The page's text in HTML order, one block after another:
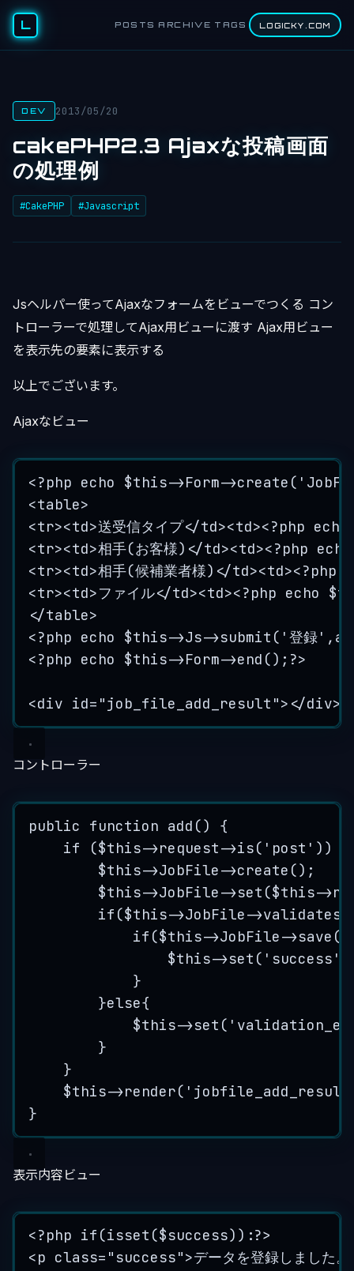
L POSTS ARCHIVE TAGS LOGICKY.COM
DEV 2013/05/20
cakePHP2.3 Ajaxな投稿画面
の処理例
#CakePHP #Javascript
Jsヘルパー使ってAjaxなフォームをビューでつくる コン
トローラーで処理してAjax用ビューに渡す Ajax用ビュー
を表示先の要素に表示する
以上でございます。
Ajaxなビュー
<?php echo $this->Form->create ( '
<table>
<tr><td>送受信タイプ</td><td><?php echo
<tr><td>相手(お客様) </td><td><?php echo
<tr><td>相手(候補業者様) </td><td><?php
<tr><td>ファイル</td><td><?php echo
</table>
<?php echo $this->Js->submit ( '登録' ,
<?php echo $this->Form->end (); ?>
<div id= "job_file_add_result "></div>
コントローラー
public function add ()
{
if ($this->request->is( ' post ' )) {
$this->JobFile->create ();
$this->JobFile->set ($this->
if ($this->JobFile->validates
if ($this->JobFile->save (
$this->set ( ' success '
}
}else{
$this->set ( '
}
}
$this->render( ' jobfile_add_result
}
表示内容ビュー
<?php if (isset ($success)) :?>
<p class= " success">データを登録しました。